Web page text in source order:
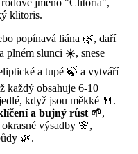
klitoris.
popínavá liána 🌿, daří
plném slunci ☀️, snese
a tupé 🍃 a vytváří
každý obsahuje 6-10
když jsou měkké 🍴.
a bujný růst 🌱,
výsadby 🌸,
🌿.